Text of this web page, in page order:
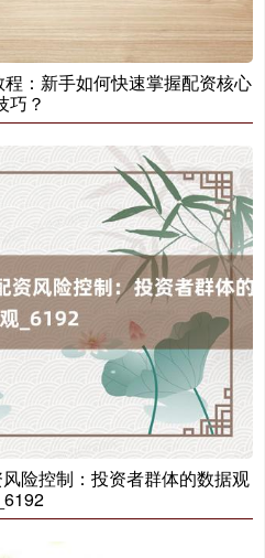
：新手如何快速掌握配资核心
巧？
险控制：投资者群体的数据观
_6192